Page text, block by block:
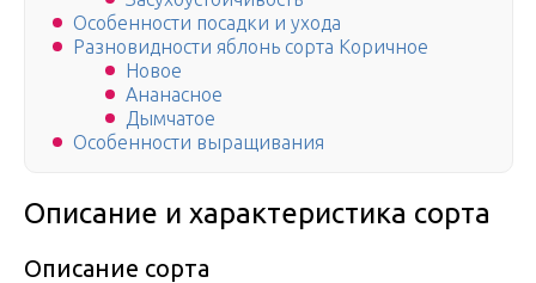
Особенности посадки и ухода
Разновидности яблонь сорта Коричное
Новое
Ананасное
Дымчатое
Особенности выращивания
Описание и характеристика сорта
Описание сорта